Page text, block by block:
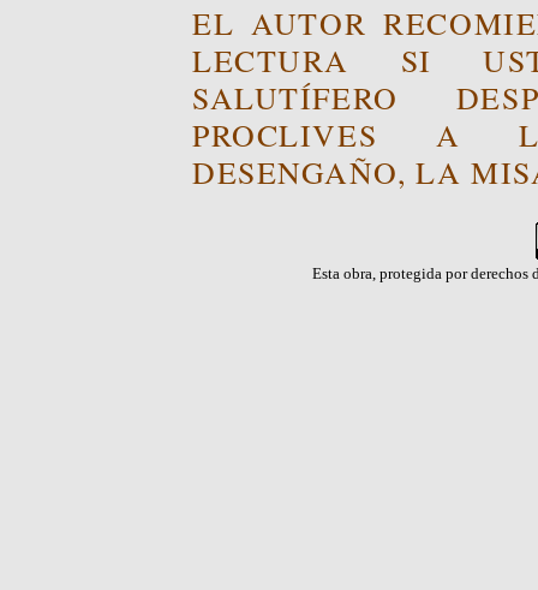
EL AUTOR
LECTURA SI
SALUTÍFERO
PROCLIVES A
DESENGAÑO, LA
Esta obra, protegida por derechos